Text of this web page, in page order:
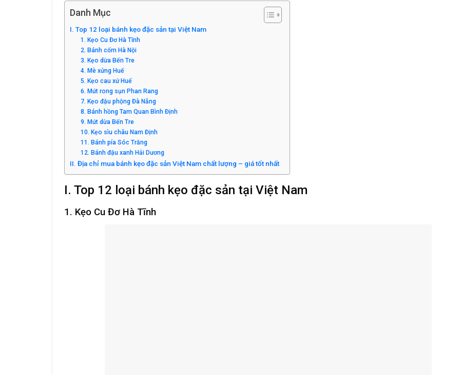
Danh Mục
I. Top 12 loại bánh kẹo đặc sản tại Việt Nam
1. Kẹo Cu Đơ Hà Tĩnh
2. Bánh cốm Hà Nội
3. Kẹo dừa Bến Tre
4. Mè xửng Huế
5. Kẹo cau xứ Huế
6. Mứt rong sụn Phan Rang
7. Kẹo đậu phộng Đà Nẵng
8. Bánh hồng Tam Quan Bình Định
9. Mứt dừa Bến Tre
10. Kẹo sìu châu Nam Định
11. Bánh pía Sóc Trăng
12. Bánh đậu xanh Hải Dương
II. Địa chỉ mua bánh kẹo đặc sản Việt Nam chất lượng – giá tốt nhất
I. Top 12 loại bánh kẹo đặc sản tại Việt Nam
1. Kẹo Cu Đơ Hà Tĩnh